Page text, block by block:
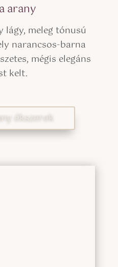
arany
lágy, meleg tónusú
narancsos-barna
mégis elegáns
kelt.
ékszerek